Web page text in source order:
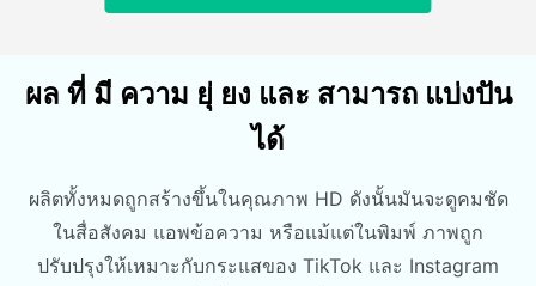
ผล ที่ มี ความ ยุ่ ยง และ สามารถ แบ่งปัน
ได้
ผลิตทั้งหมดถูกสร้างขึ้นในคุณภาพ HD ดังนั้นมันจะดูคมชัด
ในสื่อสังคม แอพข้อความ หรือแม้แต่ในพิมพ์ ภาพถูก
ปรับปรุงให้เหมาะกับกระแสของ TikTok และ Instagram